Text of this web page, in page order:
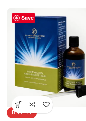
Save
BELIEBT